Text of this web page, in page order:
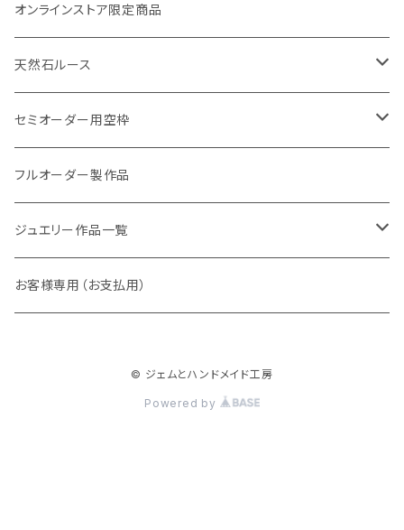
Symphony（シンフォニー）
Petit crochet（プチ・クロシェ）
Shirlry（シアリー）
オンラインストア限定商品
天然石ルース
パライバトルマリン
アレキサンドライト
パパラチアサファイア
グランディエディエライト
セミオーダー用空枠
リング
ラウンド
オーバル
ネックレス・ペンダント
ラウンド
ピアス
フルオーダー製作品
ジュエリー作品一覧
リング
お客様専用（お支払用）
© ジェムとハンドメイド工房
Powered by